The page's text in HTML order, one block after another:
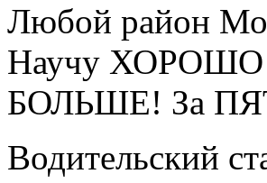
Любой район
Научу ХОРОШО
БОЛЬШЕ! За
Водительский